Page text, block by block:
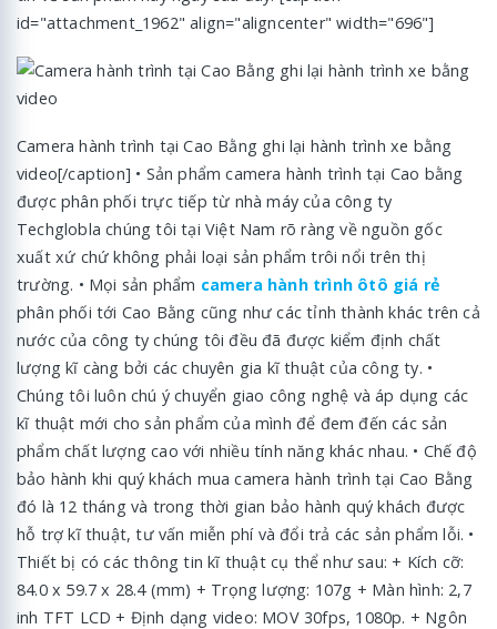
id="attachment_1962" align="aligncenter" width="696"]
Camera hành trình tại Cao Bằng ghi lại hành trình xe bằng
video[/caption] • Sản phẩm camera hành trình tại Cao bằng
được phân phối trực tiếp từ nhà máy của công ty
Techglobla chúng tôi tại Việt Nam rõ ràng về nguồn gốc
xuất xứ chứ không phải loại sản phẩm trôi nổi trên thị
trường. • Mọi sản phẩm camera hành trình ôtô giá rẻ
phân phối tới Cao Bằng cũng như các tỉnh thành khác trên cả
nước của công ty chúng tôi đều đã được kiểm định chất
lượng kĩ càng bởi các chuyên gia kĩ thuật của công ty. •
Chúng tôi luôn chú ý chuyển giao công nghệ và áp dụng các
kĩ thuật mới cho sản phẩm của mình để đem đến các sản
phẩm chất lượng cao với nhiều tính năng khác nhau. • Chế độ
bảo hành khi quý khách mua camera hành trình tại Cao Bằng
đó là 12 tháng và trong thời gian bảo hành quý khách được
hỗ trợ kĩ thuật, tư vấn miễn phí và đổi trả các sản phẩm lỗi. •
Thiết bị có các thông tin kĩ thuật cụ thể như sau: + Kích cỡ:
84.0 x 59.7 x 28.4 (mm) + Trọng lượng: 107g + Màn hình: 2,7
inh TFT LCD + Định dạng video: MOV 30fps, 1080p. + Ngôn